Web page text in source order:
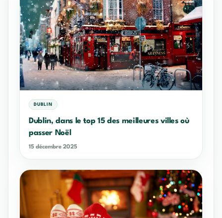
DUBLIN
Dublin, dans le top 15 des meilleures villes où
passer Noël
15 décembre 2025